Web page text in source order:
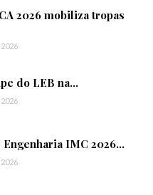
2026 mobiliza tropas
do LEB na...
IMC 2026...